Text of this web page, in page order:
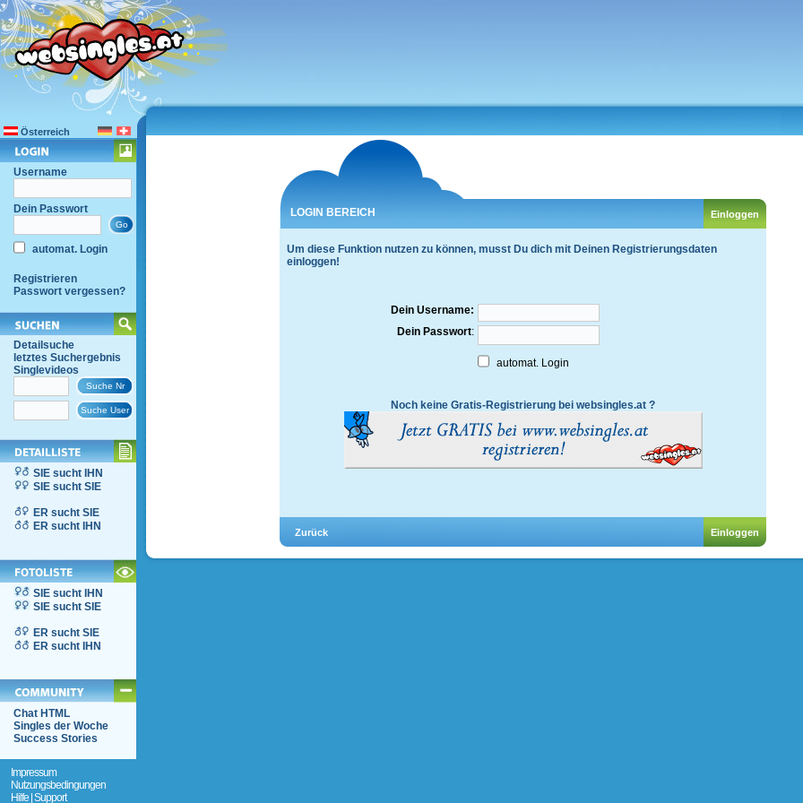
Österreich
Username
Dein Passwort
automat. Login
Registrieren
Passwort vergessen?
Detailsuche
letztes Suchergebnis
Singlevideos
SIE sucht IHN
SIE sucht SIE
ER sucht SIE
ER sucht IHN
SIE sucht IHN
SIE sucht SIE
ER sucht SIE
ER sucht IHN
Chat HTML
Singles der Woche
Success Stories
Impressum
Nutzungsbedingungen
Hilfe | Support
LOGIN BEREICH
Um diese Funktion nutzen zu können, musst Du dich mit Deinen Registrierungsdaten
einloggen!
Dein Username:
Dein Passwort:
automat. Login
Noch keine Gratis-Registrierung bei websingles.at ?